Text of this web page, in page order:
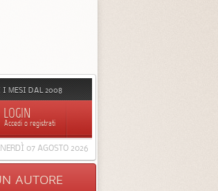
I MESI DAL 2008
LOGIN
Accedi o registrati
07 AGOSTO 2026
AUTORE